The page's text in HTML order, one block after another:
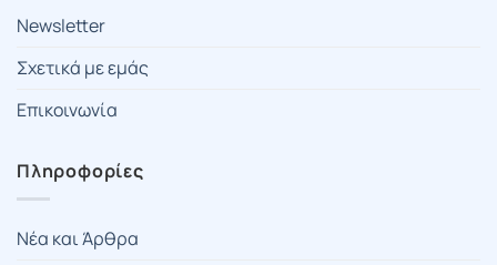
Newsletter
Σχετικά με εμάς
Επικοινωνία
Πληροφορίες
Νέα και Άρθρα